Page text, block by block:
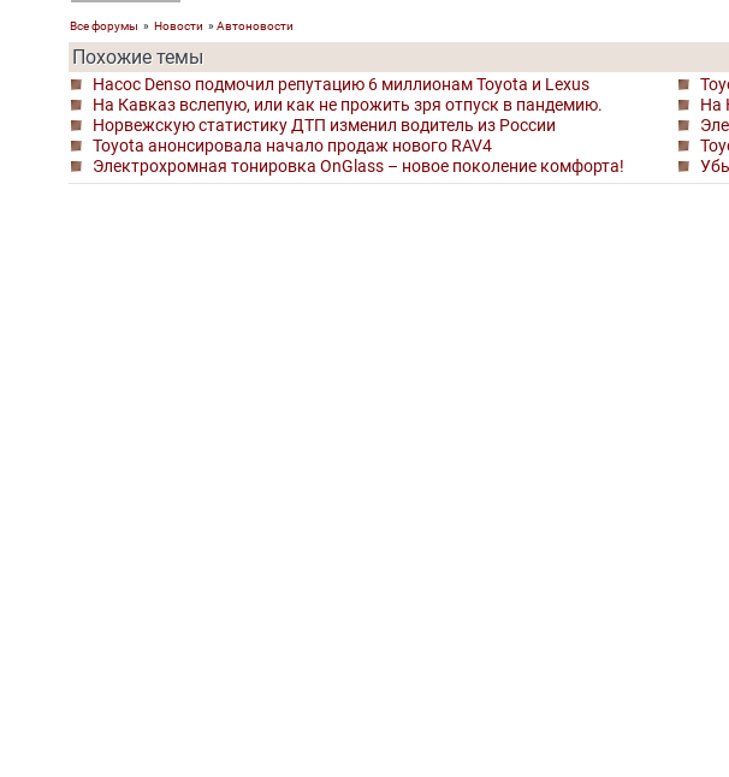
Все форумы » Новости » Автоновости
Похожие темы
Насос Denso подмочил репутацию 6 миллионам Toyota и Lexus
На Кавказ вслепую, или как не прожить зря отпуск в пандемию.
На
Норвежскую статистику ДТП изменил водитель из России
Toyota анонсировала начало продаж нового RAV4
Электрохромная тонировка OnGlass – новое поколение комфорта!